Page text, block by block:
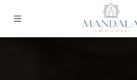
Página inicial